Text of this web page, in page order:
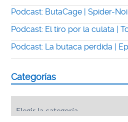
Podcast: ButaCage | Spider-
Podcast: El tiro por la culata |
Podcast: La butaca perdida |
Categorías